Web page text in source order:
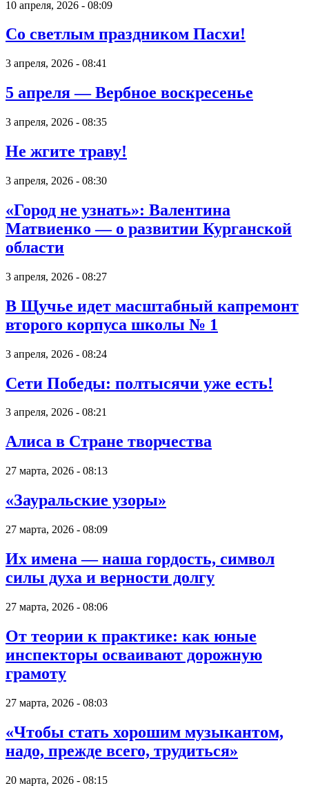
10 апреля, 2026 - 08:09
Со светлым праздником Пасхи!
3 апреля, 2026 - 08:41
5 апреля — Вербное воскресенье
3 апреля, 2026 - 08:35
Не жгите траву!
3 апреля, 2026 - 08:30
«Город не узнать»: Валентина
Матвиенко — о развитии Курганской
области
3 апреля, 2026 - 08:27
В Щучье идет масштабный капремонт
второго корпуса школы № 1
3 апреля, 2026 - 08:24
Сети Победы: полтысячи уже есть!
3 апреля, 2026 - 08:21
Алиса в Стране творчества
27 марта, 2026 - 08:13
«Зауральские узоры»
27 марта, 2026 - 08:09
Их имена — наша гордость, символ
силы духа и верности долгу
27 марта, 2026 - 08:06
От теории к практике: как юные
инспекторы осваивают дорожную
грамоту
27 марта, 2026 - 08:03
«Чтобы стать хорошим музыкантом,
надо, прежде всего, трудиться»
20 марта, 2026 - 08:15